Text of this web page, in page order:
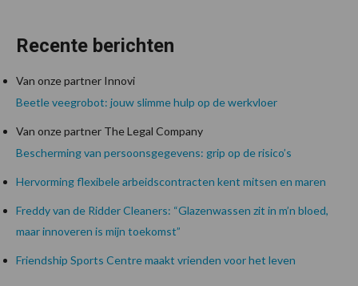
Recente berichten
Van onze partner Innovi
Beetle veegrobot: jouw slimme hulp op de werkvloer
Van onze partner The Legal Company
Bescherming van persoonsgegevens: grip op de risico’s
Hervorming flexibele arbeidscontracten kent mitsen en maren
Freddy van de Ridder Cleaners: “Glazenwassen zit in m’n bloed,
maar innoveren is mijn toekomst”
Friendship Sports Centre maakt vrienden voor het leven